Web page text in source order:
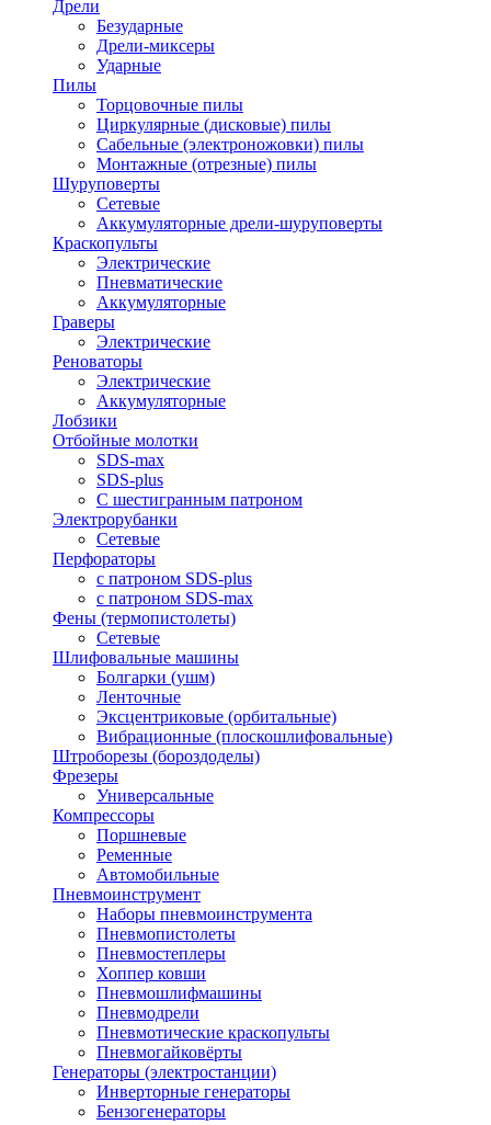
Дрели
Безударные
Дрели-миксеры
Ударные
Пилы
Торцовочные пилы
Циркулярные (дисковые) пилы
Сабельные (электроножовки) пилы
Монтажные (отрезные) пилы
Шуруповерты
Сетевые
Аккумуляторные дрели-шуруповерты
Краскопульты
Электрические
Пневматические
Аккумуляторные
Граверы
Электрические
Реноваторы
Электрические
Аккумуляторные
Лобзики
Отбойные молотки
SDS-max
SDS-plus
С шестигранным патроном
Электрорубанки
Сетевые
Перфораторы
с патроном SDS-plus
с патроном SDS-max
Фены (термопистолеты)
Сетевые
Шлифовальные машины
Болгарки (ушм)
Ленточные
Эксцентриковые (орбитальные)
Вибрационные (плоскошлифовальные)
Штроборезы (бороздоделы)
Фрезеры
Универсальные
Компрессоры
Поршневые
Ременные
Автомобильные
Пневмоинструмент
Наборы пневмоинструмента
Пневмопистолеты
Пневмостеплеры
Хоппер ковши
Пневмошлифмашины
Пневмодрели
Пневмотические краскопульты
Пневмогайковёрты
Генераторы (электростанции)
Инверторные генераторы
Бензогенераторы